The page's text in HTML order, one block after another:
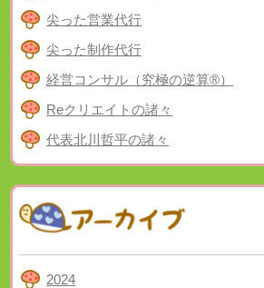
尖った営業代行
尖った制作代行
経営コンサル（究極の逆算®）
Reクリエイトの諸々
代表北川哲平の諸々
2024